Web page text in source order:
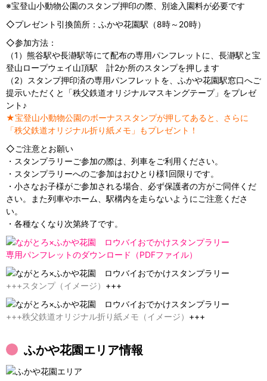
※宝登山小動物公園のスタンプ押印の際、別途入園料が必要です
◇プレゼント引換箇所：ふかや花園駅（8時～20時）
◇参加方法：
（1）熊谷駅や長瀞駅等にて配布の専用パンフレットに、長瀞駅と宝
登山ロープウェイ山頂駅 計2か所のスタンプを押します
（2）スタンプ押印済の専用パンフレットを、ふかや花園駅窓口へご
提示いただくと「秩父鉄道オリジナルマスキングテープ」をプレゼ
ント♪
★宝登山小動物公園のボーナススタンプが押してあると、さらに
「秩父鉄道オリジナル折り紙メモ」もプレゼント！
◇ご注意とお願い
・スタンプラリーご参加の際は、列車をご利用ください。
・スタンプラリーへのご参加はおひとり様1回限りです。
・小さなお子様がご参加される場合、必ず保護者の方がご同伴くだ
さい。また列車やホーム、駅構内を走らないようにご注意くださ
い。
・各種なくなり次第終了です。
専用パンフレットのダウンロード（PDFファイル）
+++スタンプ（イメージ） +++
+++秩父鉄道オリジナル折り紙メモ（イメージ） +++
ふかや花園エリア情報